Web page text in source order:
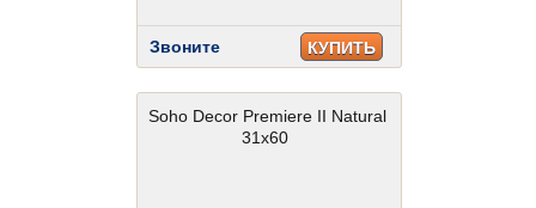
Звоните КУПИТЬ
Soho Decor Premiere II Natural
31x60